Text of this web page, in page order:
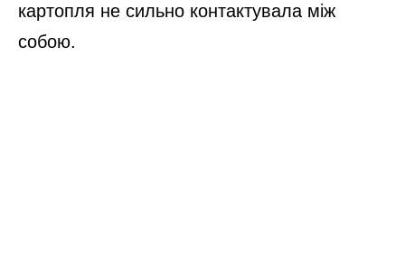
картопля не сильно контактувала між
собою.